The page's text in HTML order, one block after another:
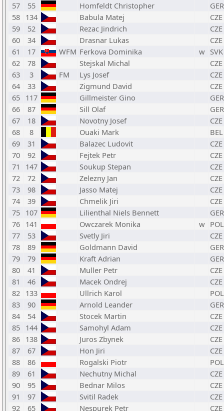
57
55 Homfeldt Christopher
GER
58 134 Babula Matej
CZE
59
52 Rezac Jindrich
CZE
60
34 Drasnar Lukas
CZE
61
17 WFM Ferkova Dominika w SVK
62
78 Stejskal Michal
CZE
63
3 FM Lys Josef
CZE
64
33 Zigmund David
CZE
65 117 Gillmeister Gino
GER
66
87 Sill Olaf
GER
67
18 Novotny Josef
CZE
68
8 Ouaki Mark
BEL
69
31 Balazec Ludovit
CZE
70
92 Fejtek Petr
CZE
71
147 Soukup Stepan
CZE
72
72 Zelezny Jan
CZE
73
98 Jasso Matej
CZE
74
39 Chmelik Jiri
CZE
75 107 Lilienthal Niels Bennett
GER
76 141 Owczarek Monika w POL
77
53 Svetly Jiri
CZE
78
89 Goldmann David
GER
79
79 Kraft Adrian
GER
80
41 Muller Petr
CZE
81
46 Macek Ondrej
CZE
82 133 Ullrich Karol
POL
83
90 Arnold Leander
GER
84
54 Stocek Martin
CZE
85 144 Samohyl Adam
CZE
86 138 Juros Zbynek
CZE
87
67 Hon Jiri
CZE
88
86 Rogalski Piotr
POL
89
61 Nechutny Michal
CZE
90
95 Bednar Milos
CZE
91
97 Svitil Radek
CZE
92
65 Nespurek Petr CZE